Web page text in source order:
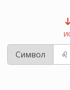
Символ